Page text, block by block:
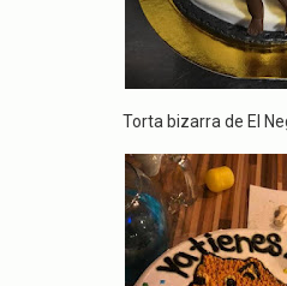
Torta bizarra de El